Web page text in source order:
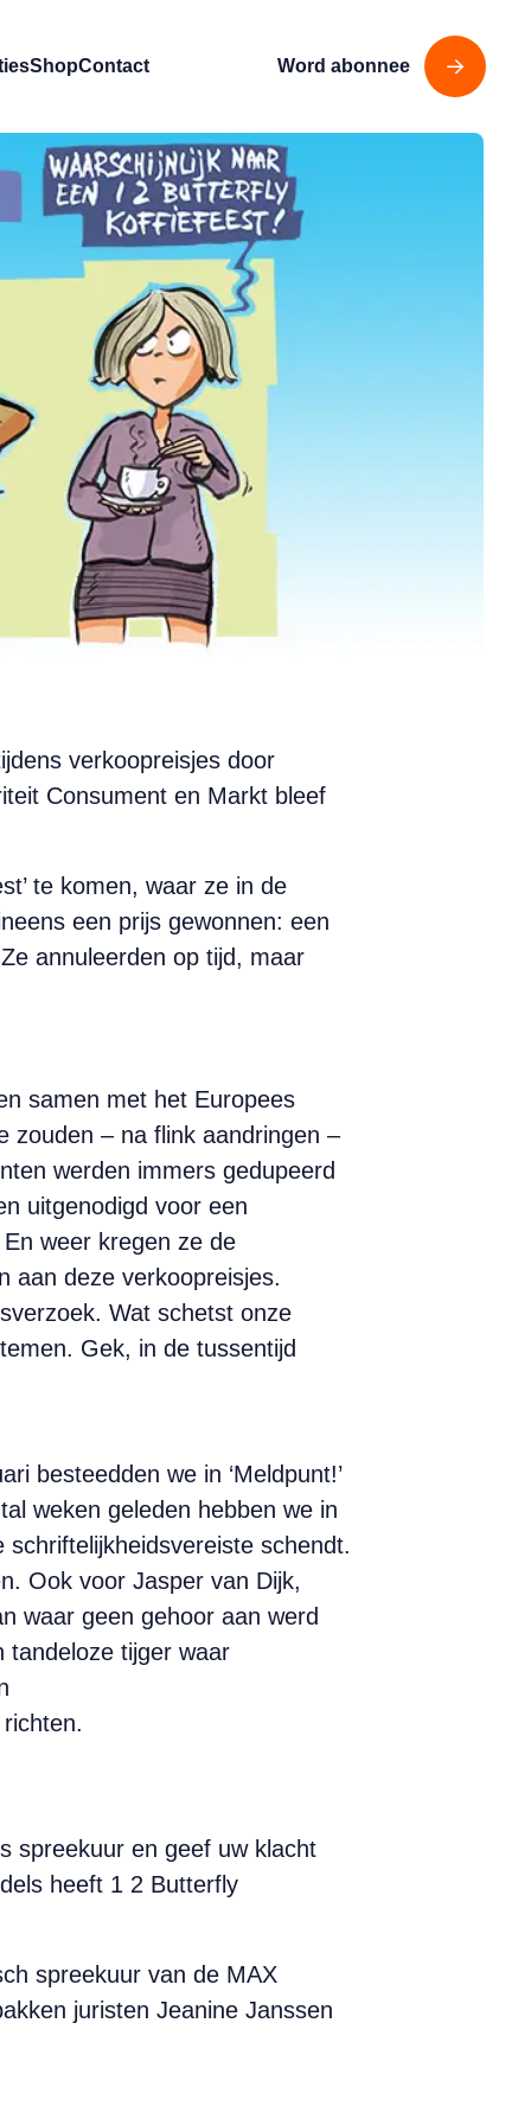
ShopContact Word abonnee
verkoopreisjes door
Consument en Markt bleef
te komen, waar ze in de
een prijs gewonnen: een
annuleerden op tijd, maar
samen met het Europees
zouden – na flink aandringen –
werden immers gedupeerd
uitgenodigd voor een
weer kregen ze de
aan deze verkoopreisjes.
Wat schetst onze
Gek, in de tussentijd
besteedden we in ‘Meldpunt!’
weken geleden hebben we in
schriftelijkheidsvereiste schendt.
Ook voor Jasper van Dijk,
waar geen gehoor aan werd
tandeloze tijger waar
spreekuur en geef uw klacht
heeft 1 2 Butterfly
spreekuur van de MAX
juristen Jeanine Janssen